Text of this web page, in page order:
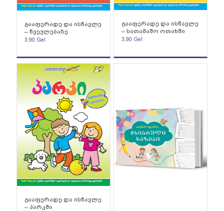
გააფერადე და ისწავლე
– წვეულებაზე
3,90 Gel
გააფერადე და ისწავლე
– სათამაშო ოთახში
3,90 Gel
გააფერადე და ისწავლე
– პარკში